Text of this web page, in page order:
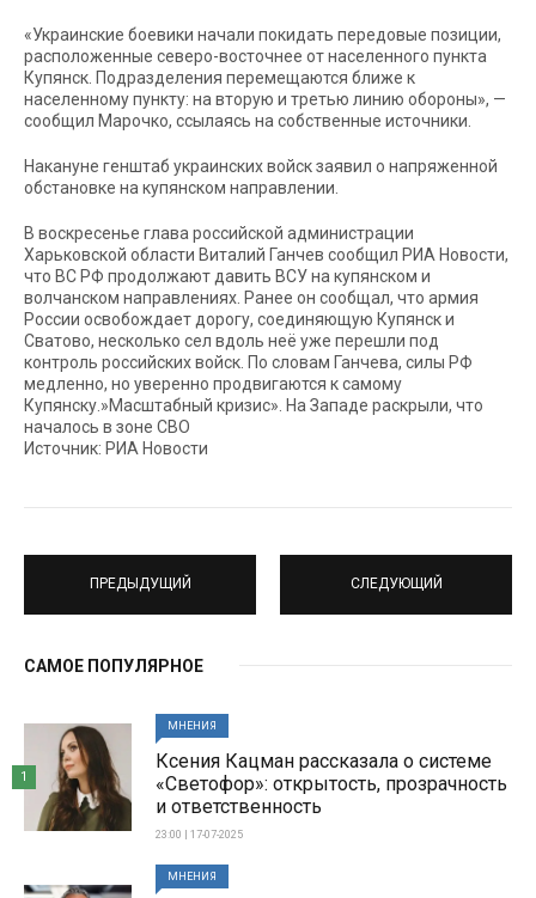
«Украинские боевики начали покидать передовые позиции,
расположенные северо-восточнее от населенного пункта
Купянск. Подразделения перемещаются ближе к
населенному пункту: на вторую и третью линию обороны», —
сообщил Марочко, ссылаясь на собственные источники.
Накануне генштаб украинских войск заявил о напряженной
обстановке на купянском направлении.
В воскресенье глава российской администрации
Харьковской области Виталий Ганчев сообщил РИА Новости,
что ВС РФ продолжают давить ВСУ на купянском и
волчанском направлениях. Ранее он сообщал, что армия
России освобождает дорогу, соединяющую Купянск и
Сватово, несколько сел вдоль неё уже перешли под
контроль российских войск. По словам Ганчева, силы РФ
медленно, но уверенно продвигаются к самому
Купянску.»Масштабный кризис». На Западе раскрыли, что
началось в зоне СВО
Источник: РИА Новости
ПРЕДЫДУЩИЙ СЛЕДУЮЩИЙ
САМОЕ ПОПУЛЯРНОЕ
МНЕНИЯ
Ксения Кацман рассказала о системе
«Светофор»: открытость, прозрачность
и ответственность
23:00 | 17-07-2025
1
МНЕНИЯ